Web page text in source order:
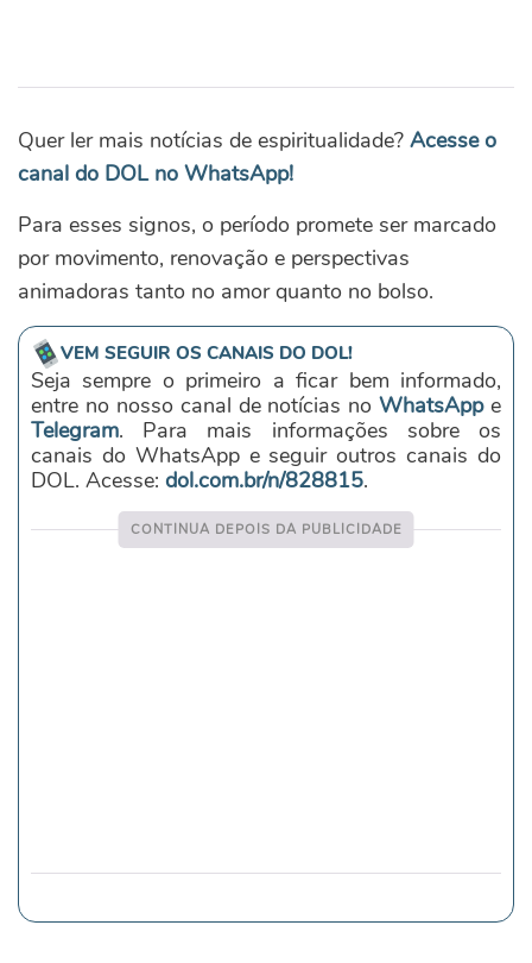
Quer ler mais notícias de espiritualidade? Acesse o
canal do DOL no WhatsApp!
Para esses signos, o período promete ser marcado
por movimento, renovação e perspectivas
animadoras tanto no amor quanto no bolso.
VEM SEGUIR OS CANAIS DO DOL!
Seja sempre o primeiro a ficar bem informado,
entre no nosso canal de notícias noWhatsAppe
Telegram. Para mais informações sobre os
canais do WhatsApp e seguir outros canais do
DOL. Acesse: dol.com.br/n/828815.